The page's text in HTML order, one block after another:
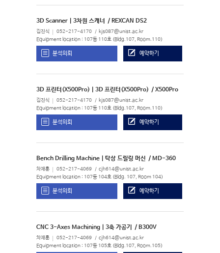
3D Scanner | 3차원 스캐너 / REXCAN DS2
김진식 052-217-4170 kjs087@unist.ac.kr
Equipment location : 107동 110호 (Bldg.107, Room.110)
분석의뢰 예약하기
3D 프린터(X500Pro) | 3D 프린터(X500Pro) / X500Pro
김진식 052-217-4170 kjs087@unist.ac.kr
Equipment location : 107동 110호 (Bldg.107, Room.110)
분석의뢰 예약하기
Bench Drilling Machine | 탁상 드릴링 머신 / MD-360
차재훈 052-217-4069 cjh614@unist.ac.kr
Equipment location : 107동 104호 (Bldg. 107, Room 104)
분석의뢰 예약하기
CNC 3-Axes Machining | 3축 가공기 / B300V
차재훈 052-217-4069 cjh614@unist.ac.kr
Equipment location : 107동 105호 (Bldg.107, Room.105)